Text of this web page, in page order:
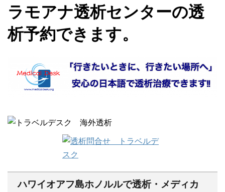
ラモアナ透析センターの透
析予約できます。
ハワイオアフ島ホノルルで透析・メディカ